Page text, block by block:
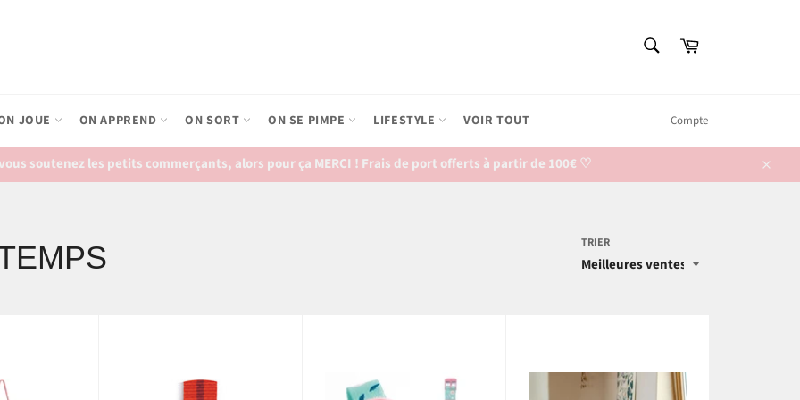
Panier
JOUE ON APPREND ON SORT ON SE PIMPE LIFESTYLE VOIR TOUT Compte
soutenez les petits commerçants, alors pour ça MERCI ! Frais de port offerts à partir de 100€ ♡
Close
TRIER